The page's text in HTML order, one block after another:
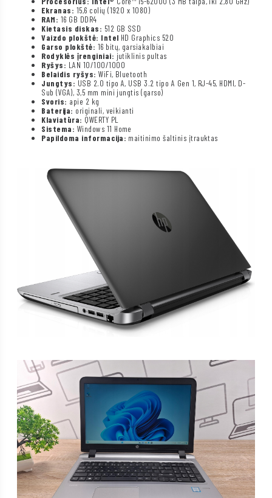
Ekranas: 15,6 colių (1920 x 1080)
RAM: 16 GB DDR4
Kietasis diskas: 512 GB SSD
Vaizdo plokštė: Intel HD Graphics 520
Garso plokštė: 16 bitų, garsiakalbiai
Rodyklės įrenginiai: jutiklinis pultas
Ryšys: LAN 10/100/1000
Belaidis ryšys: WiFi, Bluetooth
Jungtys: USB 2.0 tipo A, USB 3.2 tipo A Gen 1, RJ-45, HDMI, D-
Sub (VGA), 3,5 mm mini jungtis (garso)
Svoris: apie 2 kg
Baterija: originali, veikianti
Klaviatūra: QWERTY PL
Sistema: Windows 11 Home
Papildoma informacija: maitinimo šaltinis įtrauktas